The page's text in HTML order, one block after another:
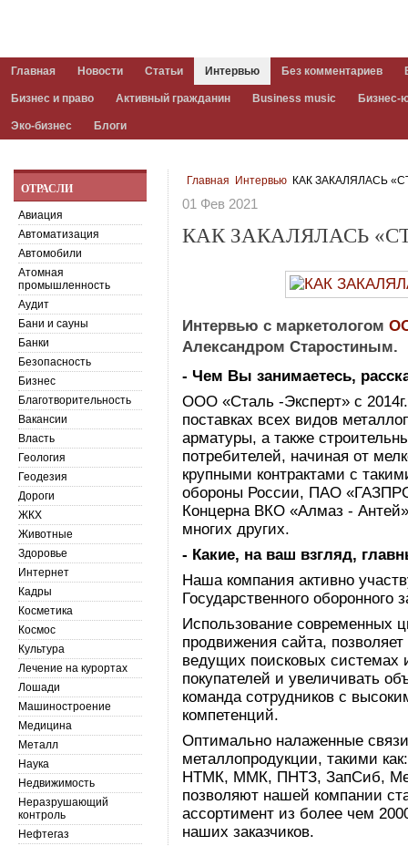
Главная Новости Статьи Интервью Без комментариев
Бизнес и право Активный гражданин Business music Бизнес-
Эко-бизнес Блоги
Главная Интервью КАК ЗАКАЛЯЛАСЬ
01 Фев 2021
КАК ЗАКАЛЯЛАСЬ
Интервью с маркетологом
Александром Старостиным.
- Чем Вы занимаетесь,
ООО «Сталь -Эксперт» с
поставках всех видов
арматуры, а также
потребителей, начиная от
крупными контрактами с
обороны России, ПАО
Концерна ВКО «Алмаз -
многих других.
- Какие, на ваш взгляд,
Наша компания активно
Государственного оборонного
Использование современных
продвижения сайта,
ведущих поисковых системах
покупателей и увеличивать
команда сотрудников с
компетенций.
Оптимально налаженные
металлопродукции, такими
НТМК, ММК, ПНТЗ, ЗапСиб,
позволяют нашей компании
ассортимент из более чем
наших заказчиков.
ОТРАСЛИ
Авиация
Автоматизация
Автомобили
Атомная
промышленность
Аудит
Бани и сауны
Банки
Безопасность
Бизнес
Благотворительность
Вакансии
Власть
Геология
Геодезия
Дороги
ЖКХ
Животные
Здоровье
Интернет
Кадры
Косметика
Космос
Культура
Лечение на курортах
Лошади
Машиностроение
Медицина
Металл
Наука
Недвижимость
Неразрушающий
контроль
Нефтегаз